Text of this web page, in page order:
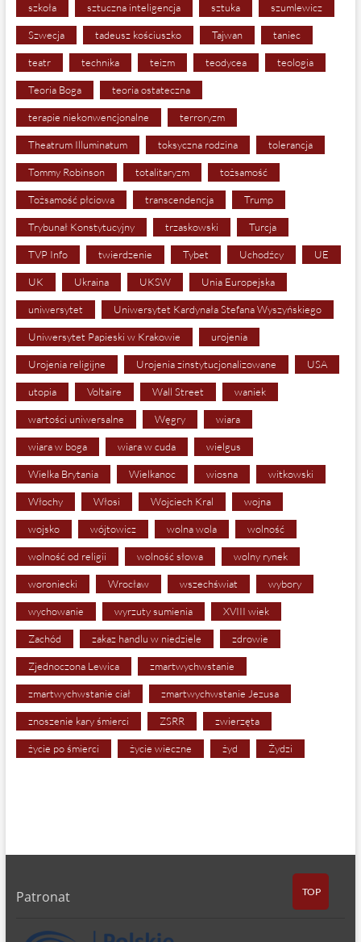
szkoła sztuczna inteligencja sztuka szumlewicz
Szwecja tadeusz kościuszko Tajwan taniec
teatr technika teizm teodycea teologia
Teoria Boga teoria ostateczna
terapie niekonwencjonalne terroryzm
Theatrum Illuminatum toksyczna rodzina tolerancja
Tommy Robinson totalitaryzm tożsamość
Tożsamość płciowa transcendencja Trump
Trybunał Konstytucyjny trzaskowski Turcja
TVP Info twierdzenie Tybet Uchodźcy UE
UK Ukraina UKSW Unia Europejska
uniwersytet Uniwersytet Kardynała Stefana Wyszyńskiego
Uniwersytet Papieski w Krakowie urojenia
Urojenia religijne Urojenia zinstytucjonalizowane USA
utopia Voltaire Wall Street waniek
wartości uniwersalne Węgry wiara
wiara w boga wiara w cuda wielgus
Wielka Brytania Wielkanoc wiosna witkowski
Włochy Włosi Wojciech Kral wojna
wojsko wójtowicz wolna wola wolność
wolność od religii wolność słowa wolny rynek
woroniecki Wrocław wszechświat wybory
wychowanie wyrzuty sumienia XVIII wiek
Zachód zakaz handlu w niedziele zdrowie
Zjednoczona Lewica zmartwychwstanie
zmartwychwstanie ciał zmartwychwstanie Jezusa
znoszenie kary śmierci ZSRR zwierzęta
życie po śmierci życie wieczne żyd Żydzi
Patronat TOP